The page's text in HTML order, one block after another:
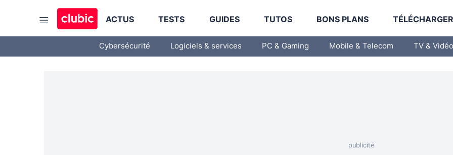
ACTUS TESTS GUIDES TUTOS BONS PLANS
Cybersécurité Logiciels & services PC & Gaming Mobile & Telecom TV & Vidéo